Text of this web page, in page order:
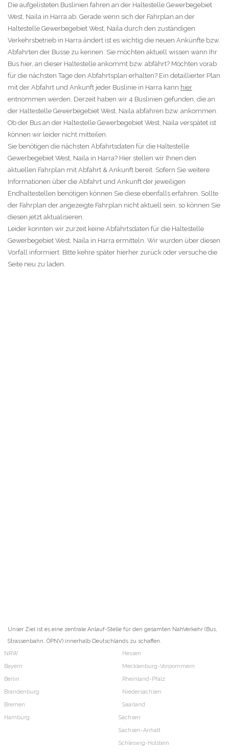
Die aufgelisteten Buslinien fahren an der Haltestelle Gewerbegebiet
West, Naila in Harra ab. Gerade wenn sich der Fahrplan an der
Haltestelle Gewerbegebiet West, Naila durch den zuständigen
Verkehrsbetrieb in Harra ändert ist es wichtig die neuen Ankünfte bzw.
Abfahrten der Busse zu kennen. Sie möchten aktuell wissen wann Ihr
Bus hier, an dieser Haltestelle ankommt bzw. abfährt? Möchten vorab
für die nächsten Tage den Abfahrtsplan erhalten? Ein detaillierter Plan
mit der Abfahrt und Ankunft jeder Buslinie in Harra kann hier
entnommen werden. Derzeit haben wir 4 Buslinien gefunden, die an
der Haltestelle Gewerbegebiet West, Naila abfahren bzw. ankommen.
Ob der Bus an der Haltestelle Gewerbegebiet West, Naila verspätet ist
können wir leider nicht mitteilen.
Sie benötigen die nächsten Abfahrtsdaten für die Haltestelle
Gewerbegebiet West, Naila in Harra? Hier stellen wir Ihnen den
aktuellen Fahrplan mit Abfahrt & Ankunft bereit. Sofern Sie weitere
Informationen über die Abfahrt und Ankunft der jeweiligen
Endhaltestellen benötigen können Sie diese ebenfalls erfahren. Sollte
der Fahrplan der angezeigte Fahrplan nicht aktuell sein, so können Sie
diesen jetzt aktualisieren.
Leider konnten wir zurzeit keine Abfahrtsdaten für die Haltestelle
Gewerbegebiet West, Naila in Harra ermitteln. Wir wurden über diesen
Vorfall informiert. Bitte kehre später hierher zurück oder versuche die
Seite neu zu laden.
Unser Ziel ist es eine zentrale Anlauf-Stelle für den gesamten NahVerkehr (Bus,
Strassenbahn, ÖPNV) innerhalb Deutschlands zu schaffen.
NRW
Bayern
Berlin
Brandenburg
Bremen
Hamburg
Hessen
Mecklenburg-Vorpommern
Rheinland-Pfalz
Niedersachsen
Saarland
Sachsen
Sachsen-Anhalt
Schleswig-Holstein